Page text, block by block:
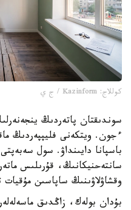
كوللاج: Kazinform / ج ي
سوندىقتان پاتەردىڭ
ءجون. ويتكەنى فليپپەردىڭ
باسپانا دايىنداۋ. سول
سانتەحنيكانىڭ، قۇرىلىس
وقشاۋلاۋىنىڭ ساپاسىن
بۇدان بولەك، زاڭدىق